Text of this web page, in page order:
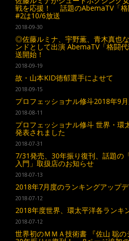
戦を応援！ 話題のAbemaTV「格
#2は10/6放送
2018-09-30
◎佐藤ルミナ、宇野薫、青木真也
ンドとして出演 AbemaTV「格闘
送開始！
2018-09-19
故・山本KID徳郁選手によせて
2018-09-15
プロフェッショナル修斗2018年9
2018-08-11
プロフェッショナル修斗 世界・環
発表されました
2018-07-31
7/31発売、30年振り復刊、話題の
入門」取扱店のお知らせ
2018-07-13
2018年7月度のランキングアップデ
2018-07-12
2018年度世界、環太平洋各ランキ
2018-07-12
世界初のＭＭＡ技術書 『佐山 聡